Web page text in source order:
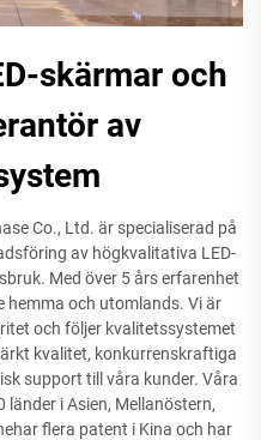
skärmar och
av
Co., Ltd. är specialiserad på
av högkvalitativa LED-
Med över 5 års erfarenhet
och utomlands. Vi är
och följer kvalitetssystemet
kvalitet, konkurrenskraftiga
support till våra kunder. Våra
i Asien, Mellanöstern,
flera patent i Kina och har